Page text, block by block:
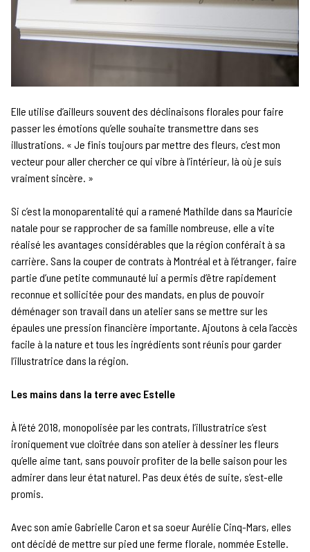
Elle utilise d’ailleurs souvent des déclinaisons florales pour faire
passer les émotions qu’elle souhaite transmettre dans ses
illustrations. « Je finis toujours par mettre des fleurs, c’est mon
vecteur pour aller chercher ce qui vibre à l’intérieur, là où je suis
vraiment sincère. »
Si c’est la monoparentalité qui a ramené Mathilde dans sa Mauricie
natale pour se rapprocher de sa famille nombreuse, elle a vite
réalisé les avantages considérables que la région conférait à sa
carrière. Sans la couper de contrats à Montréal et à l’étranger, faire
partie d’une petite communauté lui a permis d’être rapidement
reconnue et sollicitée pour des mandats, en plus de pouvoir
déménager son travail dans un atelier sans se mettre sur les
épaules une pression financière importante. Ajoutons à cela l’accès
facile à la nature et tous les ingrédients sont réunis pour garder
l’illustratrice dans la région.
Les mains dans la terre avec Estelle
À l’été 2018, monopolisée par les contrats, l’illustratrice s’est
ironiquement vue cloîtrée dans son atelier à dessiner les fleurs
qu’elle aime tant, sans pouvoir profiter de la belle saison pour les
admirer dans leur état naturel. Pas deux étés de suite, s’est-elle
promis.
Avec son amie Gabrielle Caron et sa soeur Aurélie Cinq-Mars, elles
ont décidé de mettre sur pied une ferme florale, nommée Estelle.